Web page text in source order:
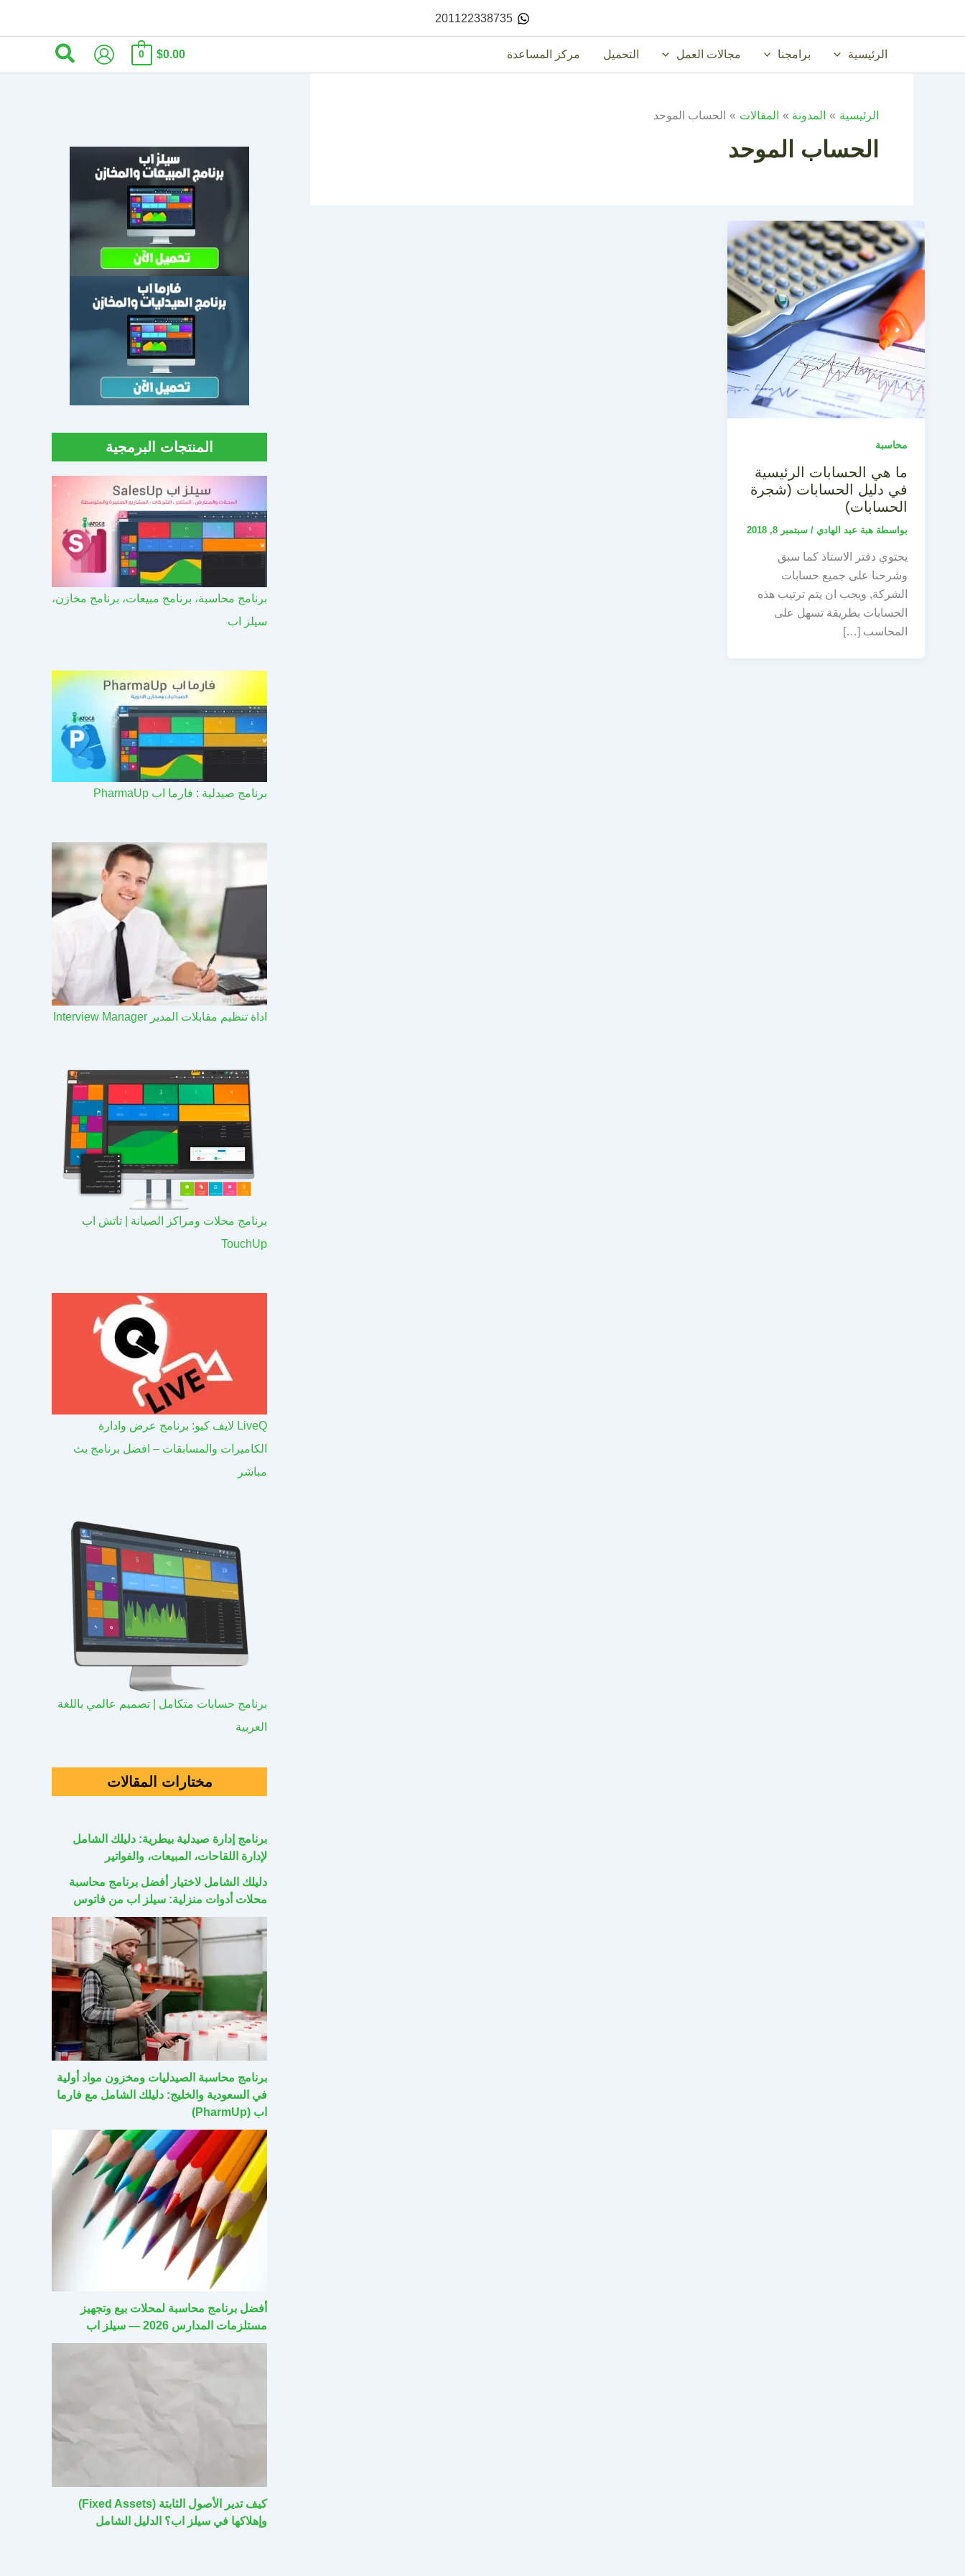
201122338735
الرئيسية برامجنا مجالات العمل التحميل مركز المساعدة $0.00
0 البحث
الرئيسية المدونة المقالات الحساب الموحد
الحساب الموحد
محاسبة
ما هي الحسابات الرئيسية
في دليل الحسابات (شجرة
الحسابات)
بواسطة هبة عبد الهادي / سبتمبر 8, 2018
يحتوي دفتر الاستاذ كما سبق
وشرحنا على جميع حسابات
الشركة, ويجب ان يتم ترتيب هذه
الحسابات بطريقة تسهل على
المحاسب […]
المنتجات البرمجية
برنامج محاسبة، برنامج مبيعات، برنامج مخازن،
سيلز اب
برنامج صيدلية : فارما اب PharmaUp​
اداة تنظيم مقابلات المدير Interview Manager
برنامج محلات ومراكز الصيانة | تاتش اب
TouchUp
LiveQ لايف كيو: برنامج عرض وادارة
الكاميرات والمسابقات – افضل برنامج بث
مباشر
برنامج حسابات متكامل | تصميم عالمي باللغة
العربية
مختارات المقالات
برنامج إدارة صيدلية بيطرية: دليلك الشامل
لإدارة اللقاحات، المبيعات، والفواتير
دليلك الشامل لاختيار أفضل برنامج محاسبة
محلات أدوات منزلية: سيلز اب من فاتوس
برنامج محاسبة الصيدليات ومخزون مواد أولية
في السعودية والخليج: دليلك الشامل مع فارما
اب (PharmUp)
أفضل برنامج محاسبة لمحلات بيع وتجهيز
مستلزمات المدارس 2026 — سيلز اب
كيف تدير الأصول الثابتة (Fixed Assets)
وإهلاكها في سيلز اب؟ الدليل الشامل